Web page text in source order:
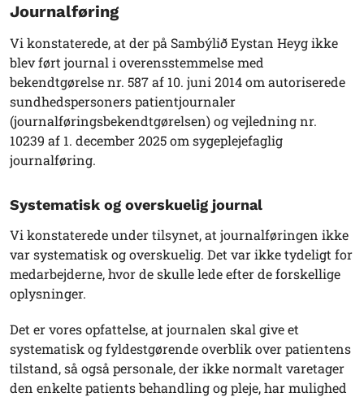
Journalføring
Vi konstaterede, at der på Sambýlið Eystan Heyg ikke
blev ført journal i overensstemmelse med
bekendtgørelse nr. 587 af 10. juni 2014 om autoriserede
sundhedspersoners patientjournaler
(journalføringsbekendtgørelsen) og vejledning nr.
10239 af 1. december 2025 om sygeplejefaglig
journalføring.
Systematisk og overskuelig journal
Vi konstaterede under tilsynet, at journalføringen ikke
var systematisk og overskuelig. Det var ikke tydeligt for
medarbejderne, hvor de skulle lede efter de forskellige
oplysninger.
Det er vores opfattelse, at journalen skal give et
systematisk og fyldestgørende overblik over patientens
tilstand, så også personale, der ikke normalt varetager
den enkelte patients behandling og pleje, har mulighed